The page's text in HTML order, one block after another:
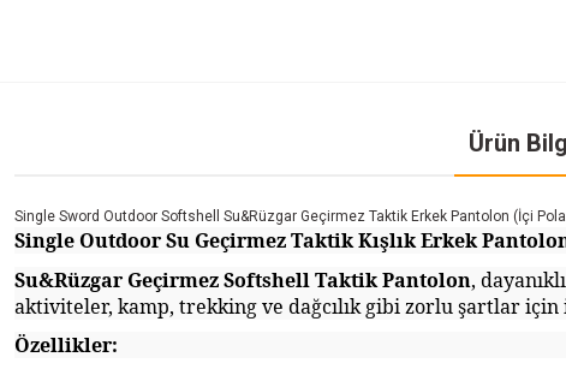
Ürün
Single Sword Outdoor Softshell Su&Rüzgar Geçirmez Taktik Erkek Pantolon (İçi
Single Outdoor Su Geçirmez Taktik Kışlık Erkek
Su&Rüzgar Geçirmez Softshell Taktik Pantolon,
aktiviteler, kamp, trekking ve dağcılık gibi zorlu şartlar
Özellikler: